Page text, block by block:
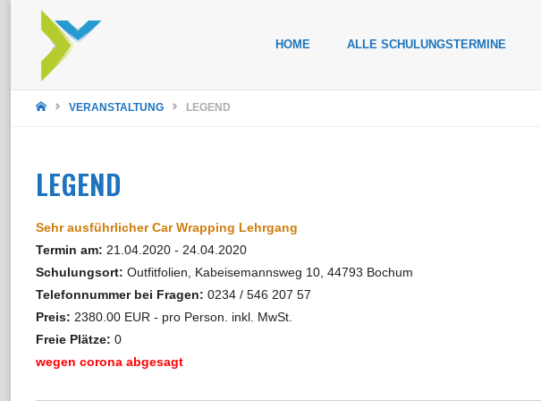
HOME ALLE SCHULUNGSTERMINE
STARTSEITE
VERANSTALTUNG LEGEND
LEGEND
Sehr ausführlicher Car Wrapping Lehrgang
Termin am: 21.04.2020 - 24.04.2020
Schulungsort: Outfitfolien, Kabeisemannsweg 10, 44793 Bochum
Telefonnummer bei Fragen: 0234 / 546 207 57
Preis: 2380.00 EUR - pro Person. inkl. MwSt.
Freie Plätze: 0
wegen corona abgesagt